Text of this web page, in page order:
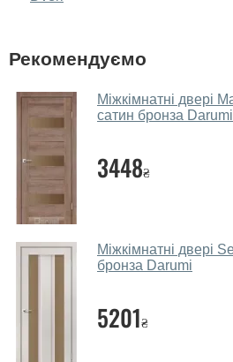
У вас великий
дверей.
Чи допомагаєте ви
Так. Ми консультуємо покупців
месенджери, онлайн-чат або
салоні-магазині.
Які основні
Каркас полотна міжкімнатних
Рекомендуємо
Міжкімнатні двері
сатин бронза Darumi
3448₴
Міжкімнатні двері
бронза Darumi
5201₴